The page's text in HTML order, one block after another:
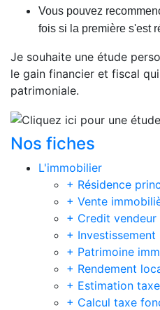
Nos fiches
L'immobilier
+ Résidence
+ Vente
+ Credit
+
+ Patrimoine
+ Rendement
+ Estimation
+ Calcul taxe
Vous pouvez
fois si la première s'est
Je souhaite une étude
le gain financier et fiscal
patrimoniale.